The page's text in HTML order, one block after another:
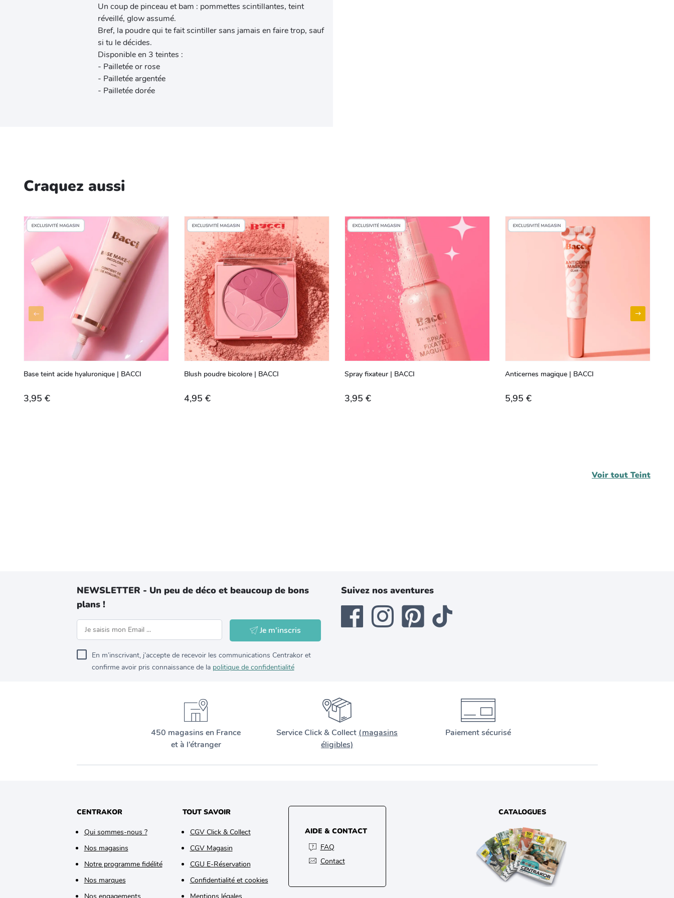
Un coup de pinceau et bam : pommettes scintillantes, teint
réveillé, glow assumé.
Bref, la poudre qui te fait scintiller sans jamais en faire trop, sauf
si tu le décides.
Disponible en 3 teintes :
- Pailletée or rose
- Pailletée argentée
- Pailletée dorée
Craquez aussi
Base teint acide hyaluronique | BACCI
3,95 €
Blush poudre bicolore | BACCI
4,95 €
Spray fixateur | BACCI
3,95 €
Anticernes magique | BACCI
5,95 €
Voir tout Teint
NEWSLETTER - Un peu de déco et beaucoup de bons
plans !
Je m'inscris
En m’inscrivant, j’accepte de recevoir les communications Centrakor et
confirme avoir pris connaissance de la politique de confidentialité
Suivez nos aventures
450 magasins en France
et à l’étranger
Service Click & Collect (magasins
éligibles)
Paiement sécurisé
CENTRAKOR
Qui sommes-nous ?
Nos magasins
Notre programme fidélité
Nos marques
Nos engagements
TOUT SAVOIR
CGV Click & Collect
CGV Magasin
CGU E-Réservation
Confidentialité et cookies
Mentions légales
AIDE & CONTACT
FAQ
Contact
CATALOGUES